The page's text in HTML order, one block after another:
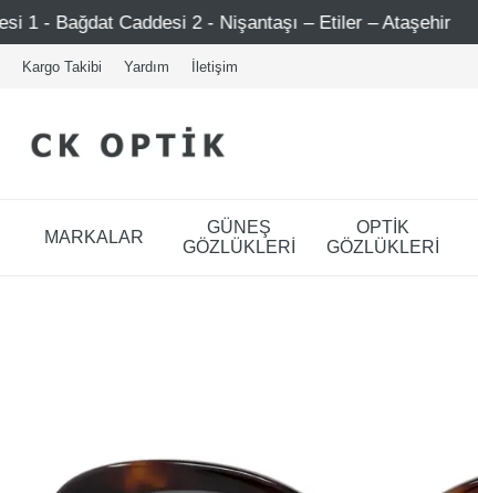
2 - Nişantaşı – Etiler – Ataşehir Şimdi Üye ol !
Kargo Takibi Yardım İletişim
MARKALAR
GÜNEŞ
GÖZLÜKLERİ
OPTİK
GÖZLÜKLERİ